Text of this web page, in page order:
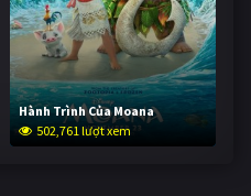
Hành Trình Của Moana
502,761 lượt xem